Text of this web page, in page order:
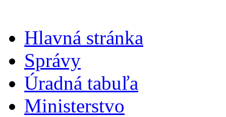
Hlavná stránka
Správy
Úradná tabuľa
Ministerstvo